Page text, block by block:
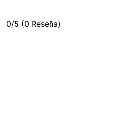
0/5 (0 Reseña)